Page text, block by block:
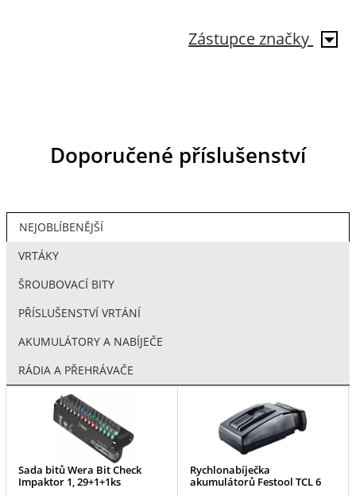
Zástupce značky
Doporučené příslušenství
NEJOBLÍBENĚJŠÍ
VRTÁKY
ŠROUBOVACÍ BITY
PŘÍSLUŠENSTVÍ VRTÁNÍ
AKUMULÁTORY A NABÍJEČE
RÁDIA A PŘEHRÁVAČE
Sada bitů Wera Bit Check
Impaktor 1, 29+1+1ks
Rychlonabíječka
akumulátorů Festool TCL 6